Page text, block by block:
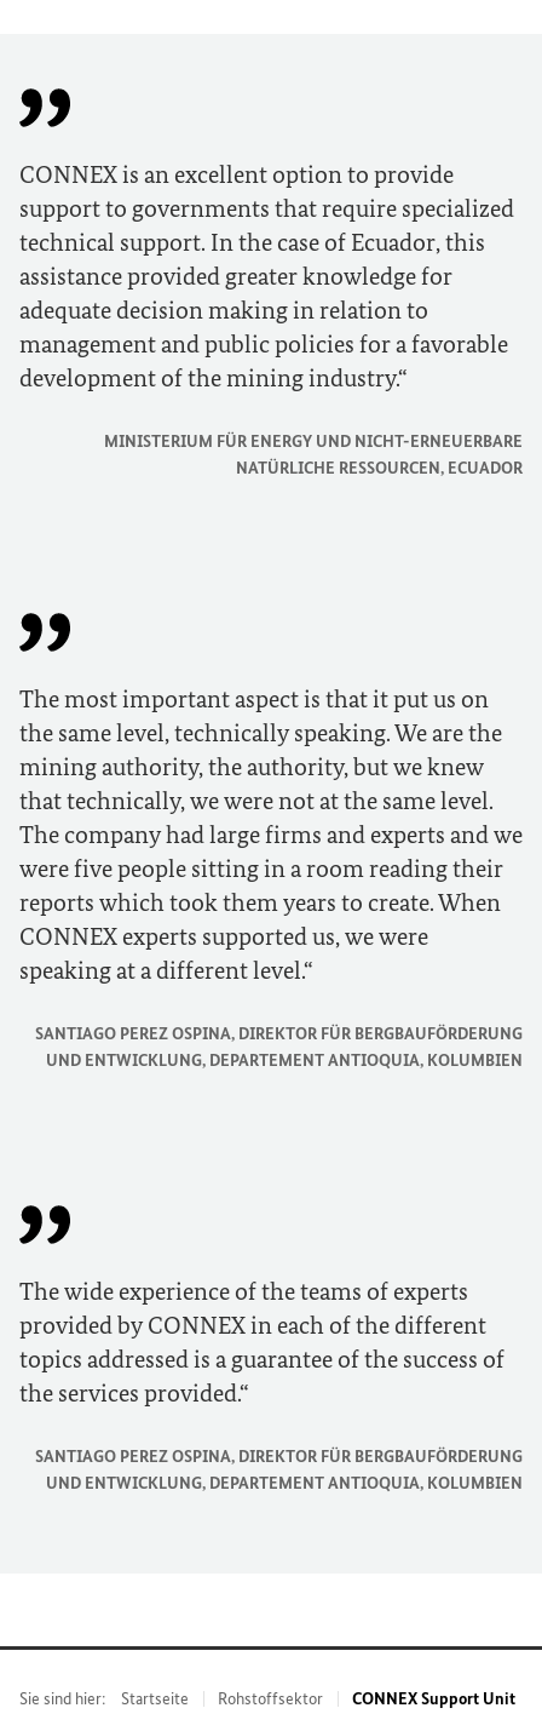
CONNEX is an excellent option to provide
support to governments that require specialized
technical support. In the case of Ecuador, this
assistance provided greater knowledgefor
adequate decision making in relation to
managementandpublic policies fora favorable
development of the mining industry.
MINISTERIUM FÜR ENERGY UND NICHT-ERNEUERBARE
NATÜRLICHE RESSOURCEN, ECUADOR
The most important aspect is that it put us on
the same level, technically speaking. We are the
mining authority, the authority, but we knew
that technically, we were not at the same level.
The company had large firms and experts andwe
were five people sitting in a room reading their
reports which took them years to create. When
CONNEX experts supported us, we were
speaking at a different level.
SANTIAGO PEREZ OSPINA, DIREKTOR FÜR BERGBAUFÖRDERUNG
UND ENTWICKLUNG, DEPARTEMENT ANTIOQUIA, KOLUMBIEN
The wide experience of the teams of experts
provided by CONNEX in each of the different
topics addressed is a guarantee of the success of
the services provided.
SANTIAGO PEREZ OSPINA, DIREKTOR FÜR BERGBAUFÖRDERUNG
UND ENTWICKLUNG, DEPARTEMENT ANTIOQUIA, KOLUMBIEN
Sie sind hier: Startseite Rohstoffsektor CONNEX Support Unit